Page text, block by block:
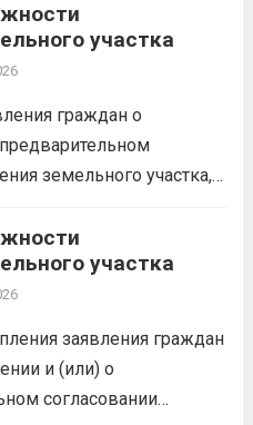
район
с пп. 1 п. 1 ст.
возможности
участка
граждан о
земельного участка,
район
с пп. 1 п. 1 ст.
возможности
земельного...
участка
заявления граждан
и (или) о
согласовании